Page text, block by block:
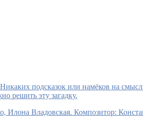
подсказок или намёков на
решить эту загадку.
Владовская. Композитор: